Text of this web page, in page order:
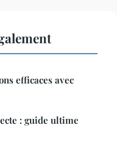
efficaces avec
: guide ultime